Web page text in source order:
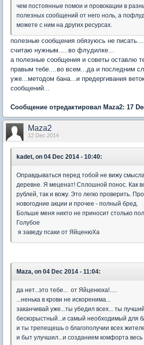
чем постоянные помои и провокации в
полезных сообщений от него ноль, а
можете с ним на других ресурсах.
полезные сообщения обязуюсь не
считаю нужным.....во флудилке...
а полезные сообщения и советы оставлю
правым тебе....во всем...да и последним
уже...методом бана...и предергивания
сообщений...
Сообщение отредактировал Maza2: 17
Maza2
12 Dec 2014
kadet, on 04 Dec 2014 - 10:40:
Оправдываться перед тобой не вижу
деревне. Я меценат! Сплошной понос. Как
рублей, так и вожу. Это легко проверить.
новогодние акции и прочее - полный бред.
Больше меня никто не приносит столько
Голубое
я заведу псаки от ЯйценюХа
Maza, on 04 Dec 2014 - 11:04:
да нет...это тебе... от Яйценюха!.....
...ненька в крови не искоренима...
заканчивай уже...ты убедил всех... ты
бескорыстный...и самый необходимый для
и ты трепещешь о благополучии всех
и быт улучшил...и созданием комфорта весь